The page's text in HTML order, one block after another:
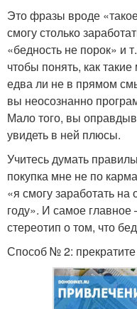
Это фразы вроде
смогу столько
«бедность не порок» и
чтобы понять, как
едва ли не в прямом
вы неосознанно
Мало того, вы
увидеть в ней плюсы.
Учитесь думать
покупка мне не по
«я смогу заработать
году». И самое главное
стереотип о том, что
Способ № 2: прекратите